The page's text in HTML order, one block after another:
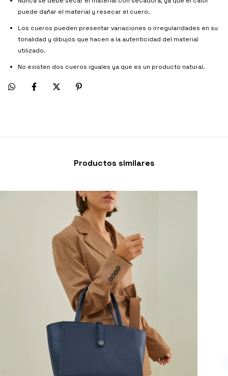
puede dañar el material y resecar el cuero.
Los cueros pueden presentar variaciones o irregularidades en su
tonalidad y dibujos que hacen a la autenticidad del material
utilizado.
No existen dos cueros iguales ya que es un producto natural.
Productos similares